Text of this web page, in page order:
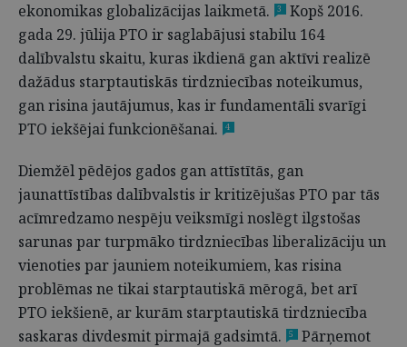
ekonomikas globalizācijas laikmetā.
3
Kopš 2016.
gada 29. jūlija PTO ir saglabājusi stabilu 164
dalībvalstu skaitu, kuras ikdienā gan aktīvi realizē
dažādus starptautiskās tirdzniecības noteikumus,
gan risina jautājumus, kas ir fundamentāli svarīgi
PTO iekšējai funkcionēšanai.
4
Diemžēl pēdējos gados gan attīstītās, gan
jaunattīstības dalībvalstis ir kritizējušas PTO par tās
acīmredzamo nespēju veiksmīgi noslēgt ilgstošas
sarunas par turpmāko tirdzniecības liberalizāciju un
vienoties par jauniem noteikumiem, kas risina
problēmas ne tikai starptautiskā mērogā, bet arī
PTO iekšienē, ar kurām starptautiskā tirdzniecība
saskaras divdesmit pirmajā gadsimtā.
5
Pārņemot